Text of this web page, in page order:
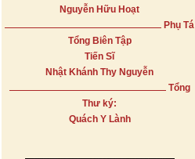
Nguyễn Hữu Hoạt
Phụ Tá
Tổng Biên Tập
Tiến Sĩ
Nhật Khánh Thy Nguyễn
Tổng
Thư ký:
Quách Y Lành